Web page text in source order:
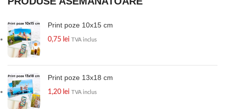
Print poze 10x15 cm
0,75 lei TVA inclus
Print poze 13x18 cm
1,20 lei TVA inclus